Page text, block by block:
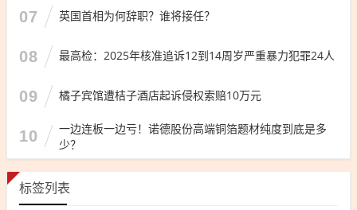
07 英国首相为何辞职？谁将接任？
08 最高检：2025年核准追诉12到14周岁严重暴力犯罪24人
09 橘子宾馆遭桔子酒店起诉侵权索赔10万元
10
一边连板一边亏！诺德股份高端铜箔题材纯度到底是多
少？
标签列表